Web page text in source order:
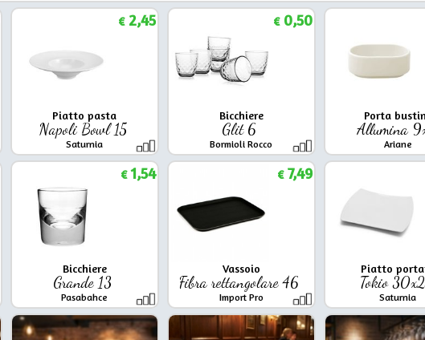
Piatto pasta
Napoli Bowl 15
Saturnia
€2,45
Bicchiere
Glit 6
Bormioli Rocco
€0,50
Porta
Allumina
Ariane
Bicchiere
Grande 13
Pasabahce
€1,54
Vassoio
Fibra rettangolare 46
Import Pro
€7,49
Piatto
Tokio
Saturnia